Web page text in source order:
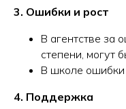
3. Ошибки и рост
В агентстве за
степени, могут
В школе
4. Поддержка